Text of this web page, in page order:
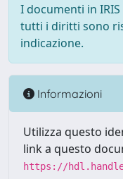
I documenti in
tutti i diritti sono
indicazione.
Informazioni
Utilizza questo
link a questo
https://